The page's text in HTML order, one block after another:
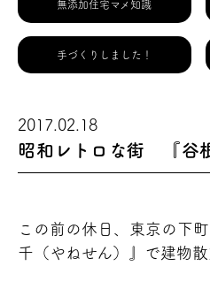
無添加住宅マメ知識
手づくりしました！
2017.02.18
昭和レトロな街 『谷
この前の休日、東京の下
千（やねせん）』で建物